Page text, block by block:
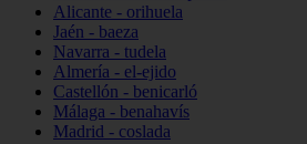
Alicante - orihuela
Jaén - baeza
Navarra - tudela
Almería - el-ejido
Castellón - benicarló
Málaga - benahavís
Madrid - coslada